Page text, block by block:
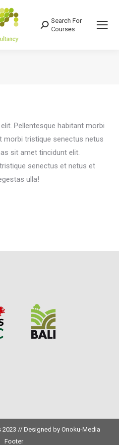
Search:
Search For
Courses
Pellentesque habitant morbi
morbi tristique senectus netus
sit amet tincidunt elit.
senectus et netus et
ulla!
2023 // Designed by Onoku-Media
Footer